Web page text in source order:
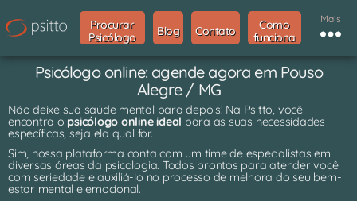
Procurar
Psicólogo
Blog Contato
Como
funciona
Mais
Psicólogo online: agende agora em Pouso
Alegre / MG
Não deixe sua saúde mental para depois! Na Psitto, você
encontra o psicólogo online ideal para as suas necessidades
específicas, seja ela qual for.
Sim, nossa plataforma conta com um time de especialistas em
diversas áreas da psicologia. Todos prontos para atender você
com seriedade e auxiliá-lo no processo de melhora do seu bem-
estar mental e emocional.